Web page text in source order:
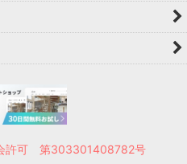
許可 第303301408782号